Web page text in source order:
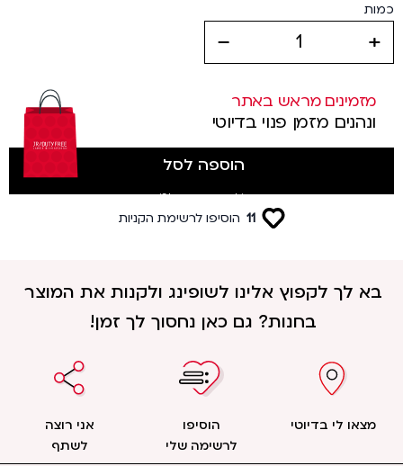
כמות
מזמינים מראש באתר
ונהנים מזמן פנוי בדיוטי
הוספה לסל
(לטסים מטרמינל 3)
11 הוסיפו לרשימת הקניות
בא לך לקפוץ אלינו לשופינג ולקנות את המוצר
בחנות? גם כאן נחסוך לך זמן!
מצאו לי בדיוטי
הוסיפו
לרשימה שלי
אני רוצה
לשתף